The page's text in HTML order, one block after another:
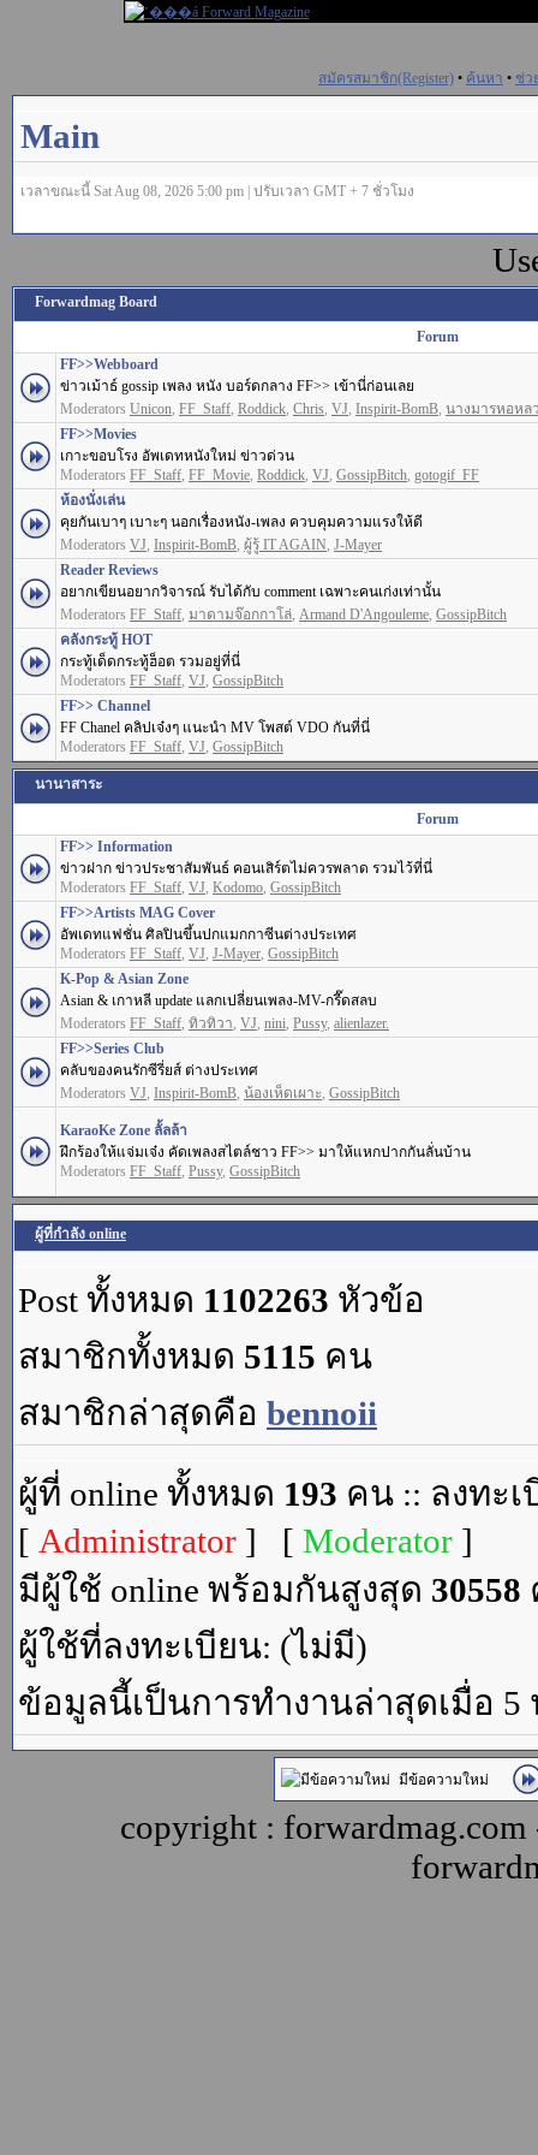
สมัครสมาชิก(Register) • ค้นหา • ช่ว
Main
เวลาขณะนี้ Sat Aug 08, 2026 5:00 pm | ปรับเวลา GMT + 7 ชั่วโมง
Forwardmag Board
Forum
FF>>Webboard
ข่าวเม้าธ์ gossip เพลง หนัง บอร์ดกลาง FF>> เข้านี่ก่อนเลย
Moderators Unicon, FF_Staff, Roddick, Chris, VJ, Inspirit-BomB, นางมารหอหล
FF>>Movies
เกาะขอบโรง อัพเดทหนังใหม่ ข่าวด่วน
Moderators FF_Staff, FF_Movie, Roddick, VJ, GossipBitch, gotogif_FF
ห้องนั่งเล่น
คุยกันเบาๆ เบาะๆ นอกเรื่องหนัง-เพลง ควบคุมความแรงให้ดี
Moderators VJ, Inspirit-BomB, ผู้รู้ IT AGAIN, J-Mayer
Reader Reviews
อยากเขียนอยากวิจารณ์ รับได้กับ comment เฉพาะคนเก่งเท่านั้น
Moderators FF_Staff, มาดามจ๊อกกาโล่, Armand D'Angouleme, GossipBitch
คลังกระทู้ HOT
กระทู้เด็ดกระทู้ฮ็อต รวมอยู่ที่นี่
Moderators FF_Staff, VJ, GossipBitch
FF>> Channel
FF Chanel คลิปเจ๋งๆ แนะนำ MV โพสต์ VDO กันที่นี่
Moderators FF_Staff, VJ, GossipBitch
นานาสาระ
Forum
FF>> Information
ข่าวฝาก ข่าวประชาสัมพันธ์ คอนเสิร์ตไม่ควรพลาด รวมไว้ที่นี่
Moderators FF_Staff, VJ, Kodomo, GossipBitch
FF>>Artists MAG Cover
อัพเดทแฟชั่น ศิลปินขึ้นปกแมกกาซีนต่างประเทศ
Moderators FF_Staff, VJ, J-Mayer, GossipBitch
K-Pop & Asian Zone
Asian & เกาหลี update แลกเปลี่ยนเพลง-MV-กรี๊ดสลบ
Moderators FF_Staff, ทิวทิวา, VJ, nini, Pussy, alienlazer.
FF>>Series Club
คลับของคนรักซีรี่ยส์ ต่างประเทศ
Moderators VJ, Inspirit-BomB, น้องเห็ดเผาะ, GossipBitch
KaraoKe Zone ลั้ลล้า
ฝึกร้องให้แจ่มเจ๋ง คัดเพลงสไตล์ชาว FF>> มาให้แหกปากกันลั่นบ้าน
Moderators FF_Staff, Pussy, GossipBitch
ผู้ที่กำลัง online
Post ทั้งหมด 1102263 หัวข้อ
สมาชิกทั้งหมด 5115 คน
สมาชิกล่าสุดคือ bennoii
ผู้ที่ online ทั้งหมด 193 คน :: ลงทะ
[ Administrator ] [ Moderator ]
มีผู้ใช้ online พร้อมกันสูงสุด 30558
ผู้ใช้ที่ลงทะเบียน: (ไม่มี)
ข้อมูลนี้เป็นการทำงานล่าสุดเมื่อ 5
มีข้อความใหม่
copyright :